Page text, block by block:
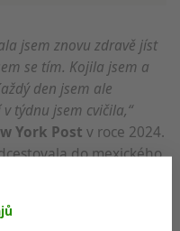
jsem znovu zdravě jíst
se tím. Kojila jsem a
den jsem ale
týdnu jsem cvičila,“
York Post v roce 2024.
do mexického